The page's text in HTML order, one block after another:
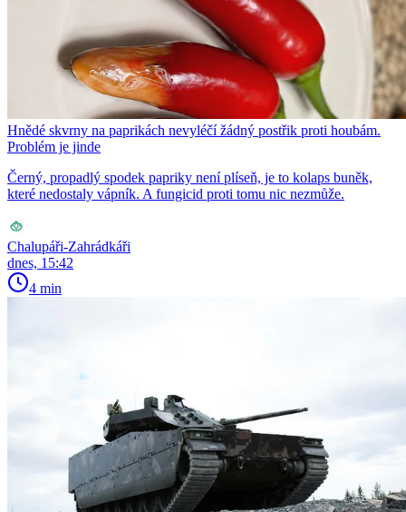
Hnědé skvrny na paprikách nevyléčí žádný postřik proti houbám.
Problém je jinde
Černý, propadlý spodek papriky není plíseň, je to kolaps buněk,
které nedostaly vápník. A fungicid proti tomu nic nezmůže.
Chalupáři-Zahrádkáři
dnes, 15:42
4 min